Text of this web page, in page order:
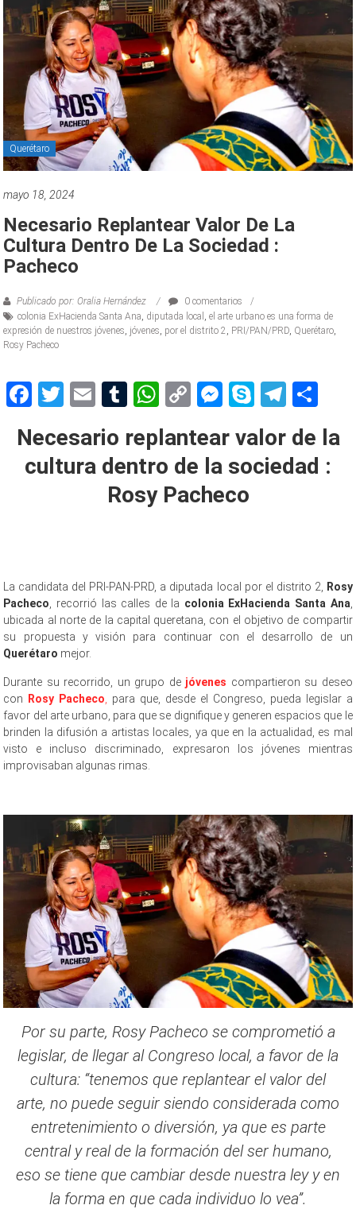
Querétaro
mayo 18, 2024
Necesario Replantear Valor De La
Cultura Dentro De La Sociedad :
Pacheco
Publicado por: Oralia Hernández
0 comentarios
colonia ExHacienda Santa Ana diputada local ,el arte urbano es una forma de
expresión de nuestros jóvenes jóvenes por el distrito 2 PRI/PAN/PRD Querétaro
Rosy Pacheco
Facebook
Twitter
EmailTumblr
WhatsApp
CopyMessenger
Skype
Necesario replantear valor de la
cultura dentro de la sociedad :
Rosy Pacheco
La candidata del PRI-PAN-PRD, a diputada local por el distrito 2, Rosy
Pacheco , recorrió las calles de la colonia ExHacienda Santa Ana
ubicada al norte de la capital queretana, con el objetivo de compartir
su propuesta y visión para continuar con el desarrollo de un
Querétaro mejor.
Durante su recorrido, un grupo de jóvenes compartieron su deseo
con Rosy Pacheco
para que, desde el Congreso, pueda legislar a
favor del arte urbano, para que se dignifique y generen espacios que le
brinden la difusión a artistas locales, ya que en la actualidad, es mal
visto e incluso discriminado, expresaron los jóvenes mientras
improvisaban algunas rimas.
Por su parte, Rosy Pacheco se comprometió a
legislar, de llegar al Congreso local, a favor de la
cultura: “tenemos que replantear el valor del
arte, no puede seguir siendo considerada como
entretenimiento o diversión, ya que es parte
central y real de la formación del ser humano,
eso se tiene que cambiar desde nuestra ley y en
la forma en que cada individuo lo vea”.